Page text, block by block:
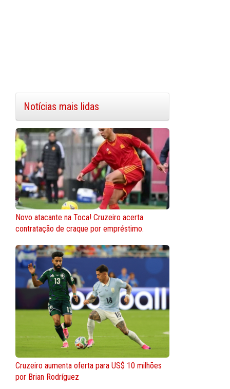
Notícias mais lidas
Novo atacante na Toca! Cruzeiro acerta
contratação de craque por empréstimo.
Cruzeiro aumenta oferta para US$ 10 milhões
por Brian Rodríguez